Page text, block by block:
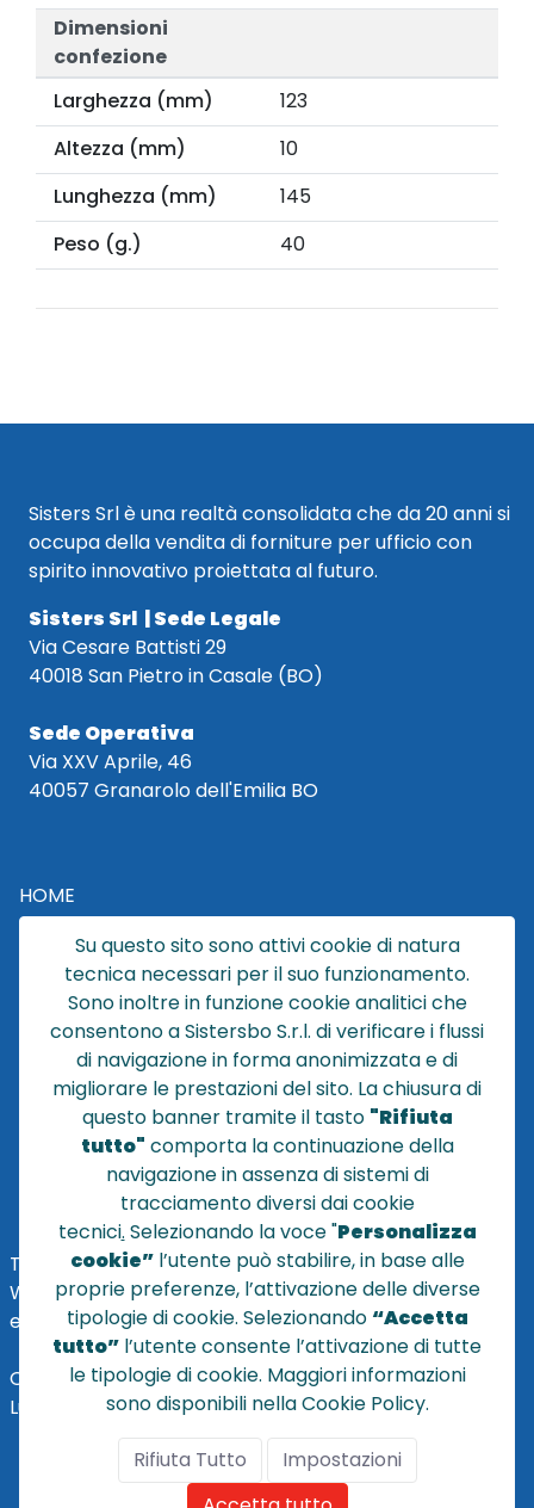
Dimensioni
confezione
Larghezza (mm)
123
Altezza (mm)
10
Lunghezza (mm)
145
Peso (g.)
40
Sisters Srl è una realtà consolidata che da 20 anni si
occupa della vendita di forniture per ufficio con
spirito innovativo proiettata al futuro.
Sisters Srl | Sede Legale
Via Cesare Battisti 29
40018 San Pietro in Casale (BO)
Sede Operativa
Via XXV Aprile, 46
40057 Granarolo dell'Emilia BO
HOME
CATALOGO
CHI SIAMO
NEWS
CONTATTACI
CONDIZIONI DI VENDITA
POLICY PRIVACY
NOTE LEGALI
TEL
+39 051 320210
WHATSAPP:+39345 7201724
eMai
vendite@sistersbo.it
Orari Uffici:
Lun - Ven: 08:30 - 18:00
Su questo sito sono attivi cookie di natura
tecnica necessari per il suo funzionamento.
Sono inoltre in funzione cookie analitici che
consentono a Sistersbo S.r.l. di verificare i flussi
di navigazione in forma anonimizzata e di
migliorare le prestazioni del sito. La chiusura di
questo banner tramite il tasto "Rifiuta
tutto" comporta la continuazione della
navigazione in assenza di sistemi di
tracciamento diversi dai cookie
tecnici. Selezionando la voce "Personalizza
cookie”l’utente può stabilire, in base alle
proprie preferenze, l’attivazione delle diverse
tipologie di cookie. Selezionando “Accetta
tutto” l’utente consente l’attivazione di tutte
le tipologie di cookie. Maggiori informazioni
sono disponibili nella Cookie Policy.
Rifiuta Tutto
Impostazioni